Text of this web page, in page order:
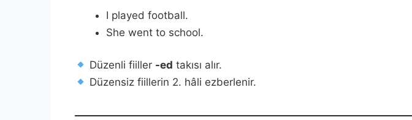
I played football.
She went to school.
Düzenli fiiller -ed takısı alır.
Düzensiz fiillerin 2. hâli ezberlenir.